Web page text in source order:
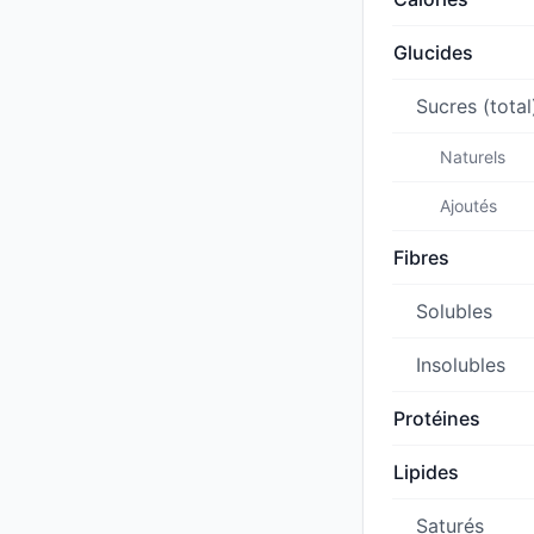
Glucides
Sucres
Naturels
Ajoutés
Fibres
Solubles
Insolubles
Protéines
Lipides
Saturés